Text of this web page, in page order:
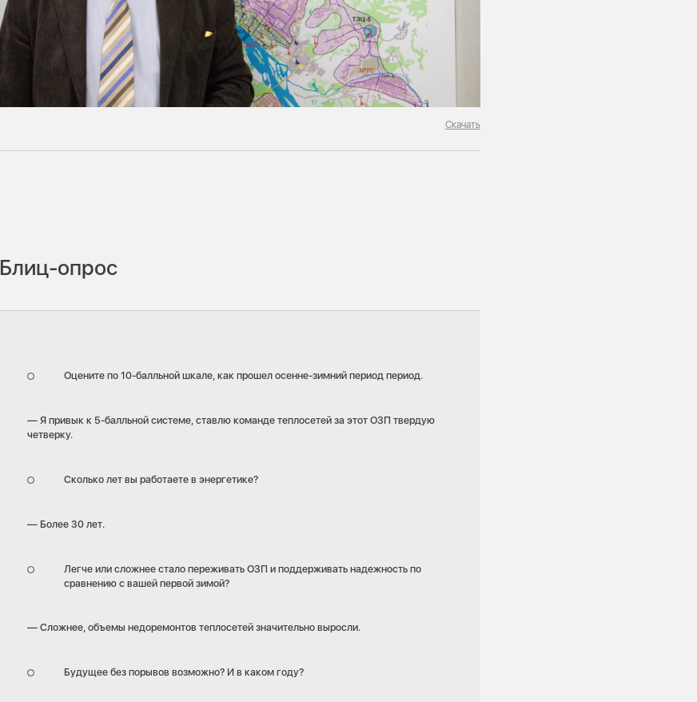
Скачать
Блиц-опрос
Оцените по 10-балльной шкале, как прошел осенне-зимний период период.
— Я привык к 5-балльной системе, ставлю команде теплосетей за этот ОЗП твердую
четверку.
Сколько лет вы работаете в энергетике?
— Более 30 лет.
Легче или сложнее стало переживать ОЗП и поддерживать надежность по
сравнению с вашей первой зимой?
— Сложнее, объемы недоремонтов теплосетей значительно выросли.
Будущее без порывов возможно? И в каком году?